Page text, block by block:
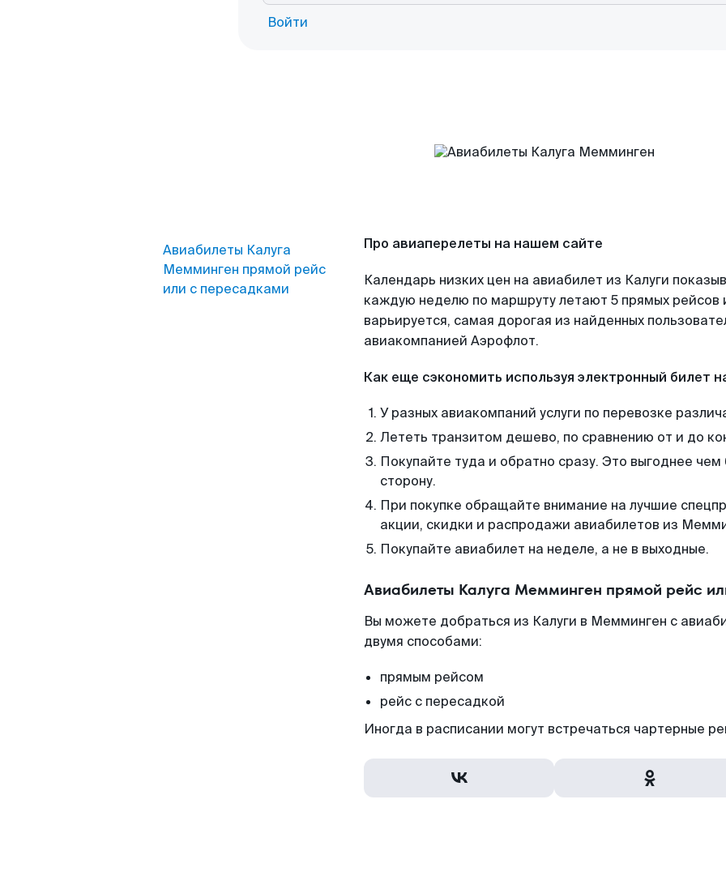
Войти
Авиабилеты Калуга
Мемминген прямой рейс
или с пересадками
Про авиаперелеты на нашем сайте
Календарь низких цен на авиабилет из Калуги
каждую неделю по маршруту летают 5 прямых рейсов
варьируется, самая дорогая из найденных
авиакомпанией Аэрофлот.
Как еще сэкономить используя электронный билет
У разных авиакомпаний услуги по перевозке
Лететь транзитом дешево, по сравнению от и до
Покупайте туда и обратно сразу. Это выгоднее
сторону.
При покупке обращайте внимание на лучшие
акции, скидки и распродажи авиабилетов из
Покупайте авиабилет на неделе, а не в выходные.
Авиабилеты Калуга Мемминген прямой рейс
Вы можете добраться из Калуги в Мемминген с
двумя способами:
прямым рейсом
рейс с пересадкой
Иногда в расписании могут встречаться чартерные